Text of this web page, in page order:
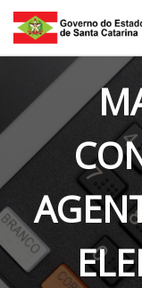
Skip to content